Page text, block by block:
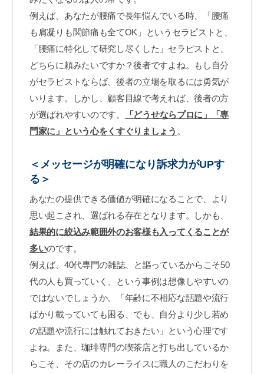
例えば、あなたが腰痛で長年悩んでいる時、「腰痛
も肩凝りも関節痛も全てOK」というセラピストと、
「腰痛に特化して研究し尽くした」セラピストと、
どちらに頼みたいですか？後者ですよね。もし自分
がセラピストならば、後者の立場を取るには勇気が
いります。しかし、顧客目線で考えれば、後者の方
が選ばれやすいのです。
「どうせならプロに」「専
門家に」という心をくすぐりましょう 。
＜メッセージが明確になり訴求力がUPす
る＞
あなたの提供できる価値が明確になることで、より
思い起こされ、選ばれる存在となります。しかも、
結果的に絞込み範囲外のお客様も入ってくることが
多いのです。
例えば、40代専門の雑誌、と謳っているからこそ50
代の人も買っていく、という事例は想像しやすいの
ではないでしょうか。「年齢に不相応な話題や流行
ばかり載っていても困る、でも、自分より少し若め
の話題や流行には触れておきたい」という心理です
よね。また、珈琲専門の喫茶店と打ち出しているか
らこそ、その店のカレーライスに職人のこだわりを